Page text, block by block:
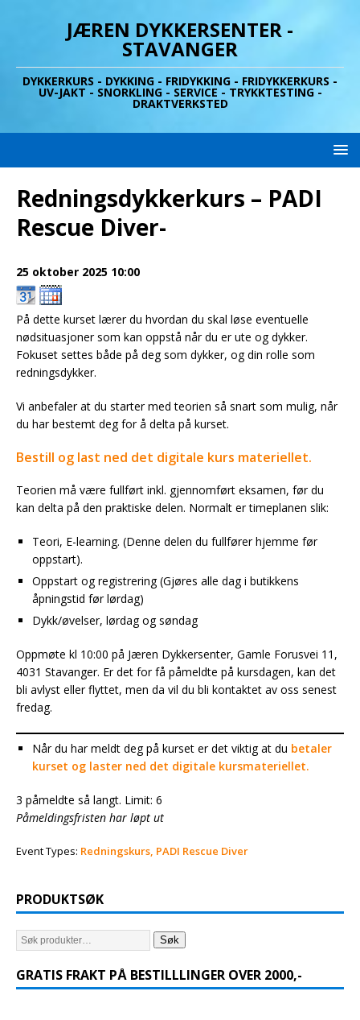
JÆREN DYKKERSENTER -
STAVANGER
DYKKERKURS - DYKKING - FRIDYKKING - FRIDYKKERKURS -
UV-JAKT - SNORKLING - SERVICE - TRYKKTESTING -
DRAKTVERKSTED
Redningsdykkerkurs – PADI
Rescue Diver-
25 oktober 2025 10:00
På dette kurset lærer du hvordan du skal løse eventuelle
nødsituasjoner som kan oppstå når du er ute og dykker.
Fokuset settes både på deg som dykker, og din rolle som
redningsdykker.
Vi anbefaler at du starter med teorien så snart som mulig, når
du har bestemt deg for å delta på kurset.
Bestill og last ned det digitale kurs materiellet.
Teorien må være fullført inkl. gjennomført eksamen, før du
kan delta på den praktiske delen. Normalt er timeplanen slik:
Teori, E-learning. (Denne delen du fullfører hjemme før
oppstart).
Oppstart og registrering (Gjøres alle dag i butikkens
åpningstid før lørdag)
Dykk/øvelser, lørdag og søndag
Oppmøte kl 10:00 på Jæren Dykkersenter, Gamle Forusvei 11,
4031 Stavanger. Er det for få påmeldte på kursdagen, kan det
bli avlyst eller flyttet, men da vil du bli kontaktet av oss senest
fredag.
Når du har meldt deg på kurset er det viktig at du betaler
kurset og laster ned det digitale kursmateriellet.
3 påmeldte så langt. Limit: 6
Påmeldingsfristen har løpt ut
Event Types: Redningskurs, PADI Rescue Diver
PRODUKTSØK
Søk
GRATIS FRAKT PÅ BESTILLLINGER OVER 2000,-